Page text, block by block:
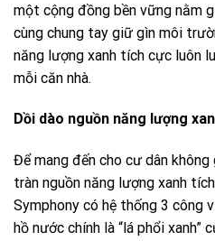
một cộng đồng bền vững nằm
cùng chung tay giữ gìn môi
năng lượng xanh tích cực luôn
mỗi căn nhà.
Dồi dào nguồn năng lượng
Để mang đến cho cư dân
tràn nguồn năng lượng xanh
Symphony có hệ thống 3 công
hồ nước chính là “lá phổi xanh”